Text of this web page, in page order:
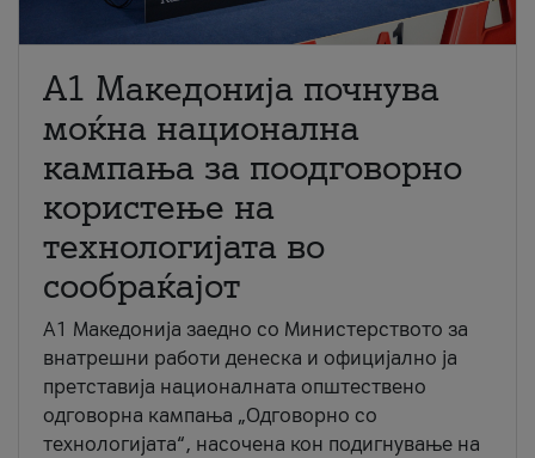
A1 Македонија почнува
моќна национална
кампања за поодговорно
користење на
технологијата во
сообраќајот
A1 Македонија заедно со Министерството за
внатрешни работи денеска и официјално ја
претставија националната општествено
одговорна кампања „Одговорно со
технологијата“, насочена кон подигнување на